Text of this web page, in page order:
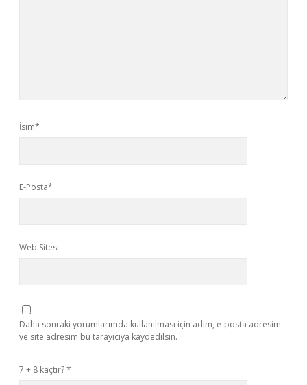
İsim*
E-Posta*
Web Sitesi
Daha sonraki yorumlarımda kullanılması için adım, e-posta adresim
ve site adresim bu tarayıcıya kaydedilsin.
7 + 8 kaçtır?*